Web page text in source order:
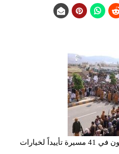
شاهد بالصور.. أبناء عمران يخرجون في 41 مسيرة تأييداً لخيارات